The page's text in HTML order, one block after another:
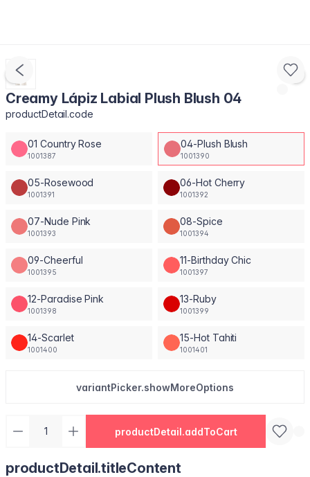
Creamy Lápiz Labial Plush Blush 04
productDetail.code
01 Country Rose
1001387
04-Plush Blush
1001390
05-Rosewood
1001391
06-Hot Cherry
1001392
07-Nude Pink
1001393
08-Spice
1001394
09-Cheerful
1001395
11-Birthday Chic
1001397
12-Paradise Pink
1001398
13-Ruby
1001399
14-Scarlet
1001400
15-Hot Tahiti
1001401
variantPicker.showMoreOptions
productDetail.addToCart
productDetail.titleContent